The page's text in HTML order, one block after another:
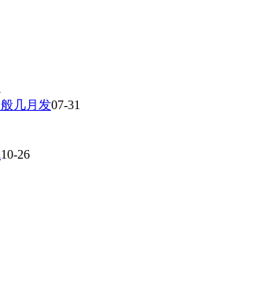
几月发07-31
10-26